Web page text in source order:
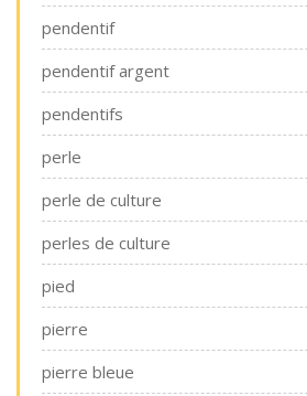
pendentif
pendentif argent
pendentifs
perle
perle de culture
perles de culture
pied
pierre
pierre bleue